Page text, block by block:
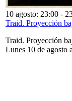
10 agosto: 23:00 -
Traid. Proyección
Traid. Proyección
Lunes 10 de agosto